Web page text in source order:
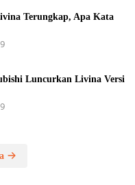
Terungkap, Apa Kata
Luncurkan Livina Versi